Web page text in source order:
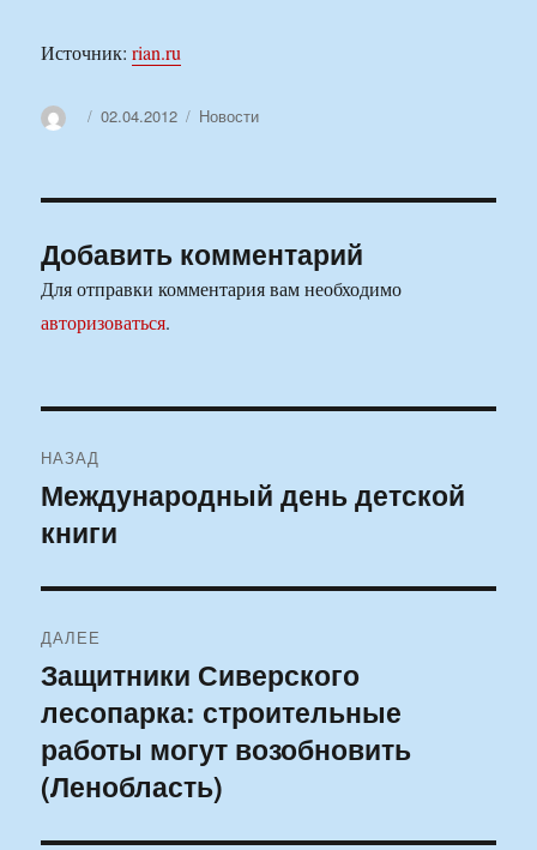
Источник:rian.ru
АвторОпубликовано
02.04.2012 Рубрики
Новости
Добавить комментарий
Для отправки комментария вам необходимо
авторизоваться.
по
записям
НАЗАД
Предыдущая
запись:
Международный день детской
книги
ДАЛЕЕ
Следующая
запись:
Защитники Сиверского
лесопарка: строительные
работы могут возобновить
(Ленобласть)